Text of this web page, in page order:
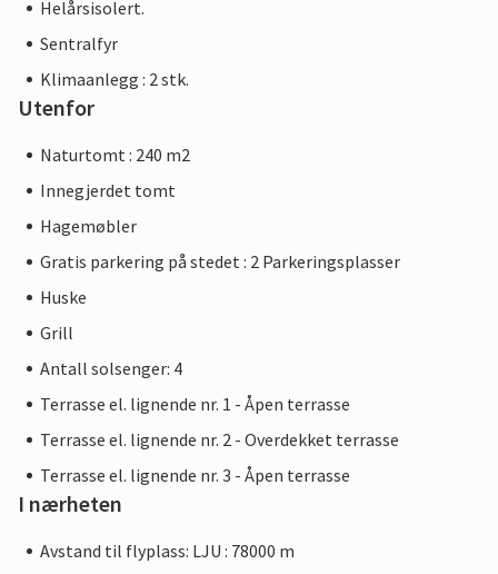
Helårsisolert.
Sentralfyr
Klimaanlegg : 2 stk.
Utenfor
Naturtomt : 240 m2
Innegjerdet tomt
Hagemøbler
Gratis parkering på stedet : 2 Parkeringsplasser
Huske
Grill
Antall solsenger: 4
Terrasse el. lignende nr. 1 - Åpen terrasse
Terrasse el. lignende nr. 2 - Overdekket terrasse
Terrasse el. lignende nr. 3 - Åpen terrasse
I nærheten
Avstand til flyplass: LJU : 78000 m